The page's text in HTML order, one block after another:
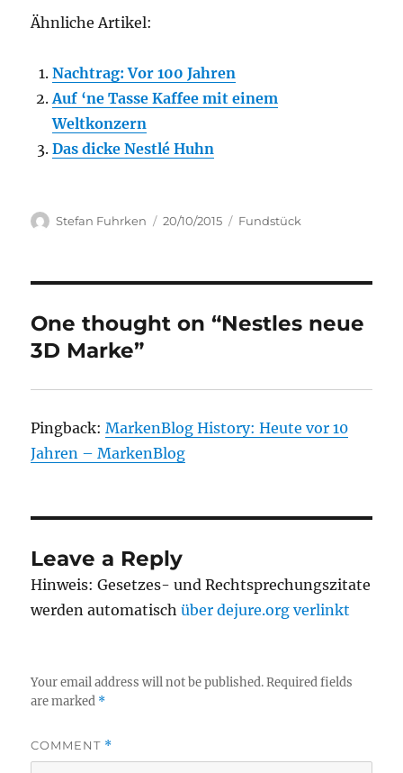
Ähnliche Artikel:
Nachtrag: Vor 100 Jahren
Auf ‘ne Tasse Kaffee mit einem
Weltkonzern
Das dicke Nestlé Huhn
Author
Stefan Fuhrken
Posted
20/10/2015 Categories
Fundstück
One thought on “Nestles neue
3D Marke”
Pingback:MarkenBlog History: Heute vor 10
Jahren – MarkenBlog
Leave a Reply
Hinweis: Gesetzes- und Rechtsprechungszitate
werden automatischüber dejure.org verlinkt
Your email address will not be published. Required fields
are marked *
COMMENT *